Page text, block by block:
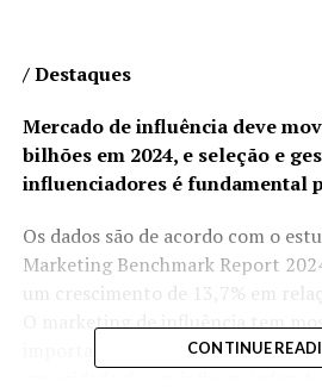
/ Destaques
Mercado de influência deve
bilhões em 2024, e seleção e
influenciadores é fundamental
Os dados são de acordo com o
Marketing Benchmark Report
um crescimento de 13,7% em
O marketing de influência tem
importantes em termos de
CONTINUE